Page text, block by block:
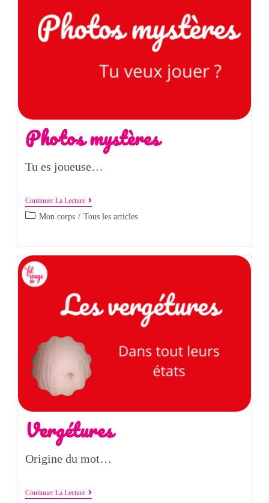
Photos mystères
Tu es joueuse…
Continuer La Lecture
Mon corps / Tous les articles
Vergétures
Origine du mot…
Continuer La Lecture